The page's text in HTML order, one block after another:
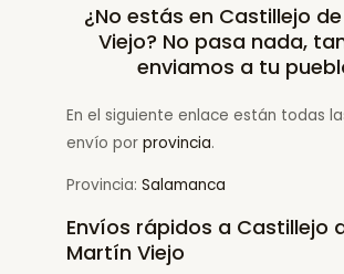
¿No estás en Castillejo
Viejo? No pasa nada,
enviamos a tu
En el siguiente enlace están todas
envío por provincia.
Provincia: Salamanca
Envíos rápidos a Castillejo
Martín Viejo